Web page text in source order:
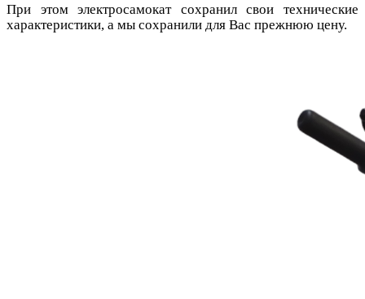
При этом электросамокат сохранил свои технические
характеристики, а мы сохранили для Вас прежнюю цену.